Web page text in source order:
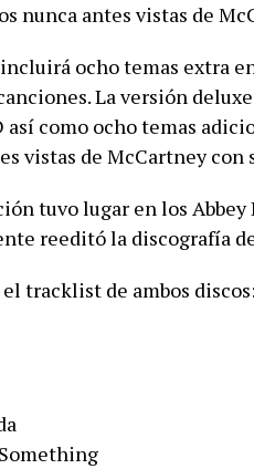
nunca antes vistas de
ocho temas extra
La versión
como ocho temas
vistas de McCartney con
tuvo lugar en los
reeditó la discografía
tracklist de ambos discos: